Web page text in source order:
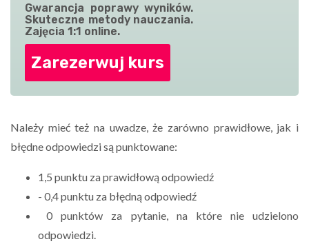
Gwarancja poprawy wyników.
Skuteczne metody nauczania.
Zajęcia 1:1 online.
Zarezerwuj kurs
Należy mieć też na uwadze, że zarówno prawidłowe, jak i
błędne odpowiedzi są punktowane:
1,5 punktu za prawidłową odpowiedź
- 0,4 punktu za błędną odpowiedź
0 punktów za pytanie, na które nie udzielono
odpowiedzi.